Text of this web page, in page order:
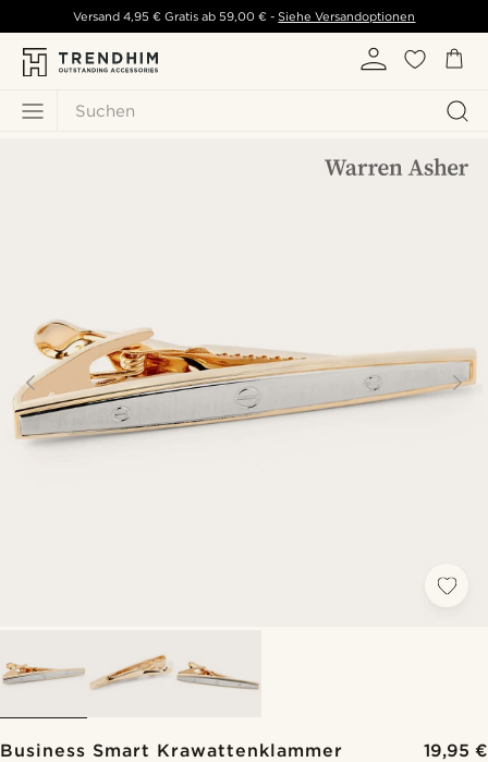
Suchen
Versand 4,95 € Gratis ab 59,00 € - Siehe Versandoptionen
Business Smart Krawattenklammer 19,95 €